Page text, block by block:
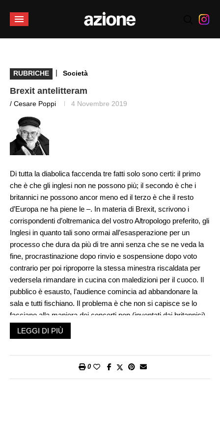
RUBRICHE | Società
Brexit antelitteram
/ Cesare Poppi 4 Novembre 2019
Di tutta la diabolica faccenda tre fatti solo sono certi: il primo
che è che gli inglesi non ne possono più; il secondo è che i
britannici ne possono ancor meno ed il terzo è che il resto
d’Europa ne ha piene le –. In materia di Brexit, scrivono i
corrispondenti d’oltremanica del vostro Altropologo preferito, gli
Inglesi in quanto tali sono ormai all’esasperazione per un
processo che dura da più di tre anni senza che se ne veda la
fine, procrastinazione dopo rinvio e sospensione dopo voto
contrario per poi riproporre la stessa minestra riscaldata per
vedersela rimandare in cucina con maledizioni per il cuoco. Il
pubblico è esausto, l’audience comincia ad abbandonare la
sala e tutti fischiano. Il problema è che non si capisce se lo
facciano alla maniera dei concerti pop (inventati dai britannici)
dove fischiare significa approvare o – appunto ahinoi – alla
maniera dell’Opera Europea dover fischiare significa…
Order!» del povero Bercow – che tanto più somiglia ormai al
LEGGI DI PIÙ
0